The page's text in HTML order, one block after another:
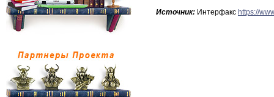
Источник: Интерфакс https://